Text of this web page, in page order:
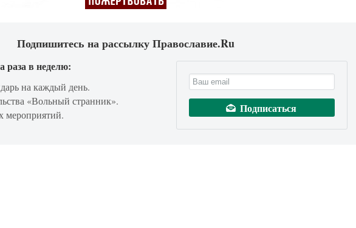
Подпишитесь на рассылку Православие.Ru
раза в неделю:
на каждый день.
«Вольный странник».
мероприятий.